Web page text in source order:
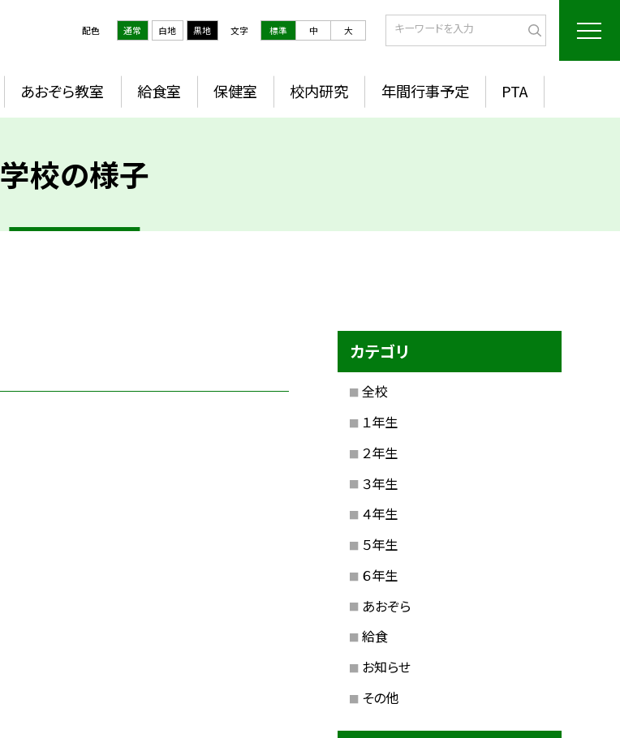
配色 通常 白地 黒地 文字 標準 中 大
あおぞら教室 給食室 保健室 校内研究 年間行事予定 PTA
学校の様子
カテゴリ
全校
１年生
２年生
３年生
４年生
５年生
６年生
あおぞら
給食
お知らせ
その他